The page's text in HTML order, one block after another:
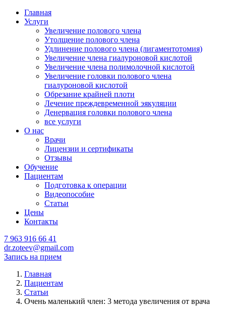
Главная
Услуги
Увеличение полового члена
Утолщение полового члена
Удлинение полового члена (лигаментотомия)
Увеличение члена гиалуроновой кислотой
Увеличение члена полимолочной кислотой
Увеличение головки полового члена
гиалуроновой кислотой
Обрезание крайней плоти
Лечение преждевременной эякуляции
Денервация головки полового члена
все услуги
О нас
Врачи
Лицензии и сертификаты
Отзывы
Обучение
Пациентам
Подготовка к операции
Видеопособие
Статьи
Цены
Контакты
7 963 916 66 41
dr.zoteev@gmail.com
Запись на прием
Главная
Пациентам
Статьи
Очень маленький член: 3 метода увеличения от врача